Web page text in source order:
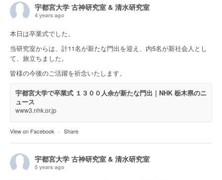
宇都宮大学 古神研究室 & 清水研究室
4 years ago
本日は卒業式でした。
当研究室からは、計11名が新たな門出を迎え、内5名が新社会人とし
て、旅立ちました。
皆様の今後のご活躍を祈念いたします。
宇都宮大学で卒業式 １３００人余が新たな門出｜NHK 栃木県のニ
ュース
www3.nhk.or.jp
View on Facebook · Share
宇都宮大学 古神研究室 & 清水研究室
5 years ago